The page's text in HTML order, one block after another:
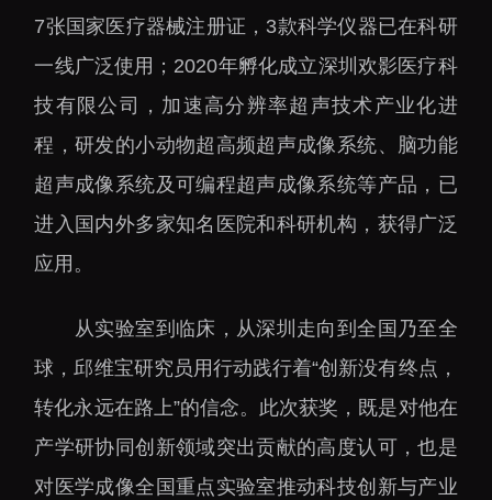
党建工作
群团工作
树立和践行正确政绩观
我为群众办实事
国家高性能医疗器械创
新中心
国家生物制造产业创新
中心
究院
深圳先进电子材料国际
创新研究院
深圳脑解析与脑模拟重
大科技基础设施
7张国家医疗器械注册证，3款科学仪器已在科研
一线广泛使用；2020年孵化成立深圳欢影医疗科
技有限公司，加速高分辨率超声技术产业化进
程，研发的小动物超高频超声成像系统、脑功能
超声成像系统及可编程超声成像系统等产品，已
进入国内外多家知名医院和科研机构，获得广泛
应用。
从实验室到临床，从深圳走向到全国乃至全
球，邱维宝研究员用行动践行着“创新没有终点，
转化永远在路上”的信念。此次获奖，既是对他在
产学研协同创新领域突出贡献的高度认可，也是
对医学成像全国重点实验室推动科技创新与产业